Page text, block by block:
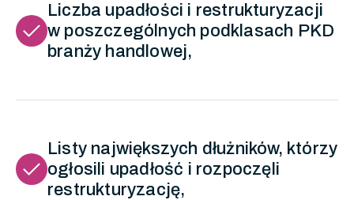
check
Liczba upadłości i restrukturyzacji
w poszczególnych podklasach PKD
branży handlowej,
check
Listy największych dłużników, którzy
ogłosili upadłość i rozpoczęli
restrukturyzację,